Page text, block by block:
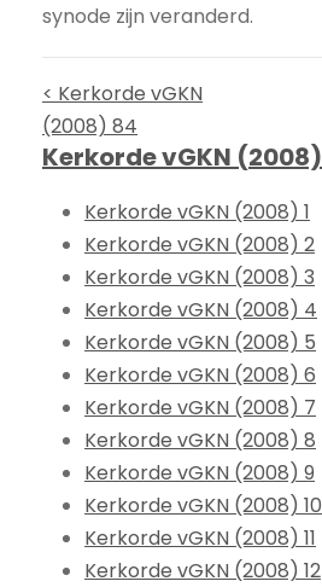
synode zijn veranderd.
< Kerkorde vGKN
(2008) 84
Kerkorde vGKN (2008)
Kerkorde vGKN (2008) 1
Kerkorde vGKN (2008) 2
Kerkorde vGKN (2008) 3
Kerkorde vGKN (2008) 4
Kerkorde vGKN (2008) 5
Kerkorde vGKN (2008) 6
Kerkorde vGKN (2008) 7
Kerkorde vGKN (2008) 8
Kerkorde vGKN (2008) 9
Kerkorde vGKN (2008) 10
Kerkorde vGKN (2008) 11
Kerkorde vGKN (2008) 12